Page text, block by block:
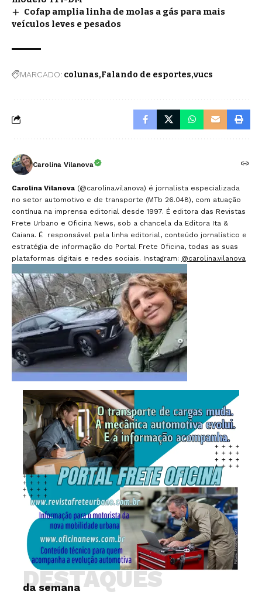
Cofap amplia linha de molas a gás para mais
veículos leves e pesados
MARCADO: colunas Falando de esportes vucs
Carolina Vilanova
Carolina Vilanova (@carolina.vilanova) é jornalista especializada
no setor automotivo e de transporte (MTb 26.048), com atuação
contínua na imprensa editorial desde 1997. É editora das Revistas
Frete Urbano e Oficina News, sob a chancela da Editora Ita &
Caiana. É responsável pela linha editorial, conteúdo jornalístico e
estratégia de informação do Portal Frete Oficina, todas as suas
plataformas digitais e redes sociais. Instagram: @carolina.vilanova
da semana
DESTAQUES